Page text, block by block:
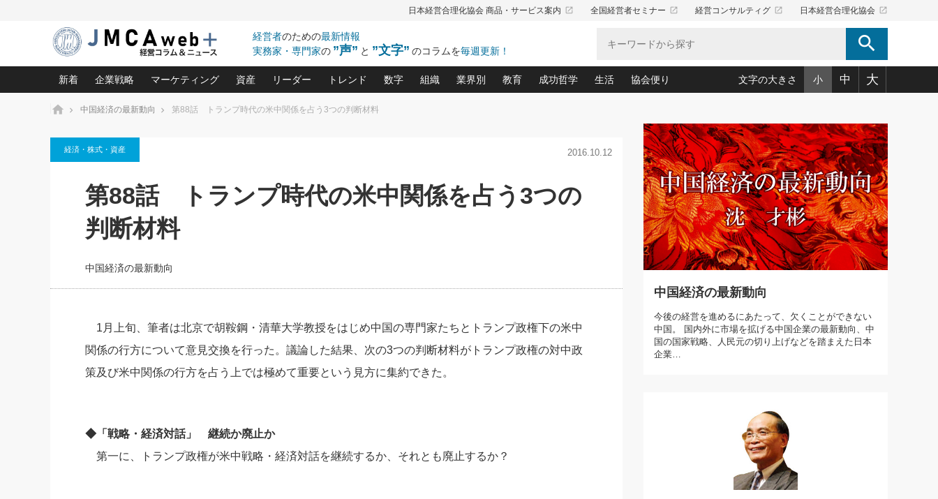
日本経営合理化協会 商品・サービス案内 launch 全国経営者セミナー launch 経営コンサルティグ launch 日本経営合理化協会 launch
経営者のための最新情報
実務家・専門家の ”声” と ”文字” のコラムを毎週更新！ search
新着
相談15：銀行がやたらと固定金
利を勧めてきます！やはり固定
がよいのでしょうか！
2026.08.7
日号）
2026.08.5 2026.08.5
第86回 「言葉狩り」
もっとみる
企業戦略
中小企業の「１位づくり」戦略(96)
利益を最大化する「業務改善」横田尚哉氏(5)
強い会社を築く ビジネス・クリニック(240)
日本レーザー「人を大切にしながら利益を上げる経営」の極意
(3)
武器としてのM&A入門(3)
社長のための“儲かる通販”戦略視点(151)
継続経営 百話百行(85)
マーケティング
ロングセラーの玉手箱(9)
大復活＆快進撃！ユニバーサルスタジオジャパンの成功要因と
は(5)
資産
中国経済の最新動向(204)
事業承継の前に、決めておきたい、知っておきたい、やってお
リーダー
ピョートル・F・グジバチの『経営戦略の新常識』(12)
次もあなたにお願いしたいと思われる「一流の仕事術」(28)
社長の右腕をつくる 人と組織を動かす(200)
酒井英之の社長のビジョン実現道場(10)
トレンド
北村森の「今月のヒット商品」(109)
数字
おカネが残る決算書にするために、やっておきたいこと(34)
会社を守り抜くための緊急対策(100)
強い決算書の会社はココが違う！(36)
銀行交渉はこうしなさい！(12)
組織
職場の生産性を下げるハラスメントの予防策(10)
賃金決定の定石(68)
顧客・社員・社会から支持される「ウェルビーイング経営入
業界別
大久保一彦の“流行る”お店の仕組みづくり(210)
柿内幸夫─社長のための現場改善(174)
教育
あなただからお願いしたいと思われる 気配りの達人(127)
クレーム対応 実践マニュアル(92)
クレーム対応の新知識と新常識(57)
デキル社員に育てる！ 社員教育の決め手(203)
東川鷹年の「中小企業の人育て」(38)
社長のための“全員営業”(30)
行動科学マネジメント(5)
成功哲学
中国哲学に学ぶ 不況は会社守成の好機(38)
令和時代の「社長の人間力の磨き方」(86)
先人の名句名言の教え 東洋思想に学ぶ経営学(132)
渡部昇一の「日本の指導者たち」(32)
経営に活かす“十八史略”(30)
生活
おのころ心平の ──社長のための「か・ら・だマネジメント」
(50)
デジタルＡＶを味方に！新・仕事術(180)
リーダー脳の鍛え方(32)
ワインを楽しむ基礎レッスン(12)
必読！社長が読むべき今月の4冊(88)
眼と耳で楽しむ読書術(162)
社長の「氣」(30)
米国スポーツ・ビジネスに学ぶ心理学(98)
高橋一喜の『これぞ！"本物の温泉"』(157)
協会便り
「愛読者通信」著者インタビュー(44)
ビジネス見聞録 経営ニュース(100)
作間信司の経営無形庵(けいえいむぎょうあん)(166)
経営セミナー情報局(1)
繁栄への着眼点 牟田太陽(76)
講話を聞いて学ぼう 実学・耳学・磨く「ミミガク」のすすめ
(7)
文字の大きさ 小 中 大
ホーム 中国経済の最新動向 第88話 トランプ時代の米中関係を占う3つの判断材料
経済・株式・資産 2016.10.12
第88話 トランプ時代の米中関係を占う3つの
判断材料
中国経済の最新動向
1月上旬、筆者は北京で胡鞍鋼・清華大学教授をはじめ中国の専門家たちとトランプ政権下の米中
関係の行方について意見交換を行った。議論した結果、次の3つの判断材料がトランプ政権の対中政
策及び米中関係の行方を占う上では極めて重要という見方に集約できた。
◆「戦略・経済対話」 継続か廃止か
第一に、トランプ政権が米中戦略・経済対話を継続するか、それとも廃止するか？
中国経済の最新動向
今後の経営を進めるにあたって、欠くことができない
中国。 国内外に市場を拡げる中国企業の最新動向、中
国の国家戦略、人民元の切り上げなどを踏まえた日本
企業…